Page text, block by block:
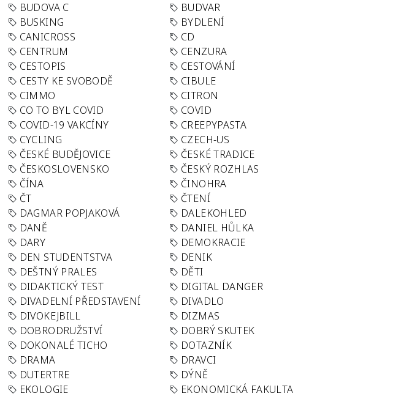
BUDOVA C
BUDVAR
BUSKING
BYDLENÍ
CANICROSS
CD
CENTRUM
CENZURA
CESTOPIS
CESTOVÁNÍ
CESTY KE SVOBODĚ
CIBULE
CIMMO
CITRON
CO TO BYL COVID
COVID
COVID-19 VAKCÍNY
CREEPYPASTA
CYCLING
CZECH-US
ČESKÉ BUDĚJOVICE
ČESKÉ TRADICE
ČESKOSLOVENSKO
ČESKÝ ROZHLAS
ČÍNA
ČINOHRA
ČT
ČTENÍ
DAGMAR POPJAKOVÁ
DALEKOHLED
DANĚ
DANIEL HŮLKA
DARY
DEMOKRACIE
DEN STUDENTSTVA
DENIK
DEŠTNÝ PRALES
DĚTI
DIDAKTICKÝ TEST
DIGITAL DANGER
DIVADELNÍ PŘEDSTAVENÍ
DIVADLO
DIVOKEJBILL
DIZMAS
DOBRODRUŽSTVÍ
DOBRÝ SKUTEK
DOKONALÉ TICHO
DOTAZNÍK
DRAMA
DRAVCI
DUTERTRE
DÝNĚ
EKOLOGIE
EKONOMICKÁ FAKULTA